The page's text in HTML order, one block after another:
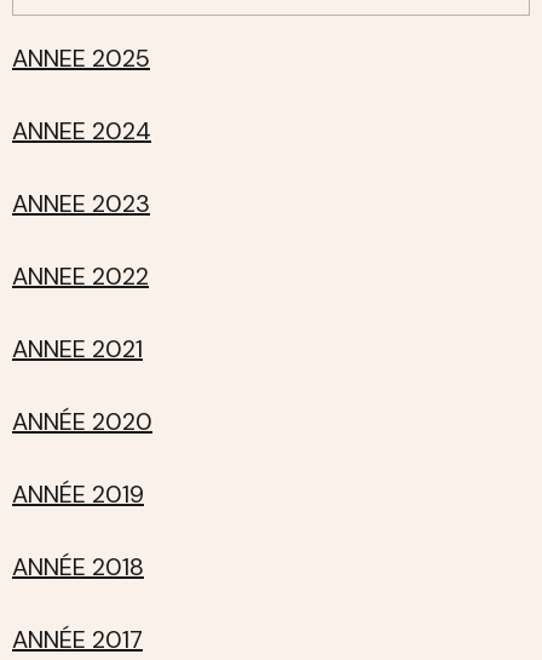
ANNEE 2025
ANNEE 2024
ANNEE 2023
ANNEE 2022
ANNEE 2021
ANNÉE 2020
ANNÉE 2019
ANNÉE 2018
ANNÉE 2017